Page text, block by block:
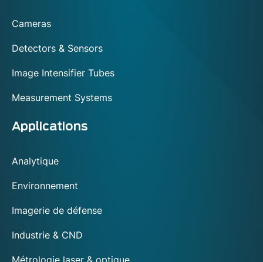
Cameras
Detectors & Sensors
Image Intensifier Tubes
Measurement Systems
Applications
Analytique
Environnement
Imagerie de défense
Industrie & CND
Métrologie laser & optique